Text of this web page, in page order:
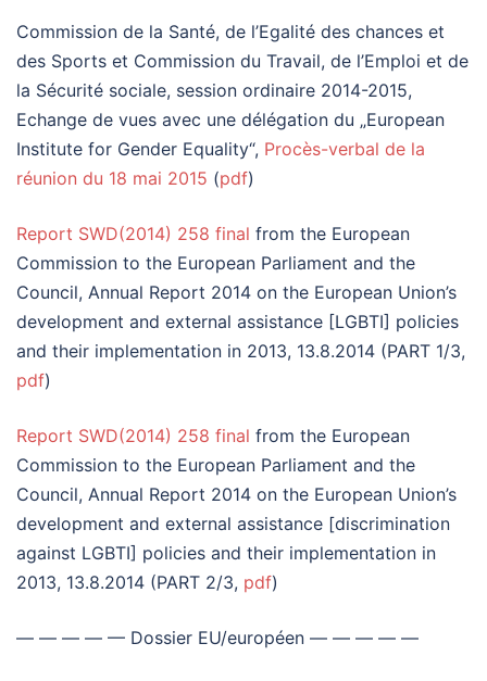
Commission de la Santé, de l’Egalité des chances et
des Sports et Commission du Travail, de l’Emploi et de
la Sécurité sociale, session ordinaire 2014-2015,
Echange de vues avec une délégation du „European
Institute for Gender Equality“, Procès-verbal de la
réunion du 18 mai 2015 (pdf)
Report SWD(2014) 258 final from the European
Commission to the European Parliament and the
Council, Annual Report 2014 on the European Union’s
development and external assistance [LGBTI] policies
and their implementation in 2013, 13.8.2014 (PART 1/3,
pdf)
Report SWD(2014) 258 final from the European
Commission to the European Parliament and the
Council, Annual Report 2014 on the European Union’s
development and external assistance [discrimination
against LGBTI] policies and their implementation in
2013, 13.8.2014 (PART 2/3, pdf)
— — — — — Dossier EU/européen — — — — —